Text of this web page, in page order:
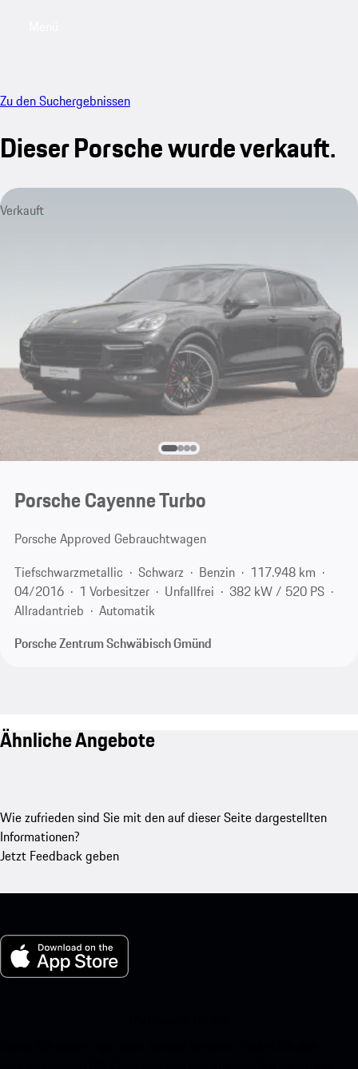
Zu den Suchergebnissen
Dieser Porsche wurde verkauft.
Verkauft
Porsche Cayenne Turbo
Porsche Approved Gebrauchtwagen
Tiefschwarzmetallic
Schwarz Benzin
117.948 km
04/2016
1 Vorbesitzer Unfallfrei
382 kW / 520 PS
Allradantrieb
Automatik
Porsche Zentrum Schwäbisch Gmünd
Ähnliche Angebote
Wie zufrieden sind Sie mit den auf dieser Seite dargestellten
Informationen?
Jetzt Feedback geben